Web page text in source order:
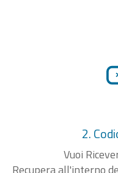
2.
Vuoi
Recupera all'interno